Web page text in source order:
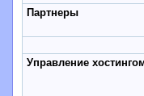
Партнеры
Управление